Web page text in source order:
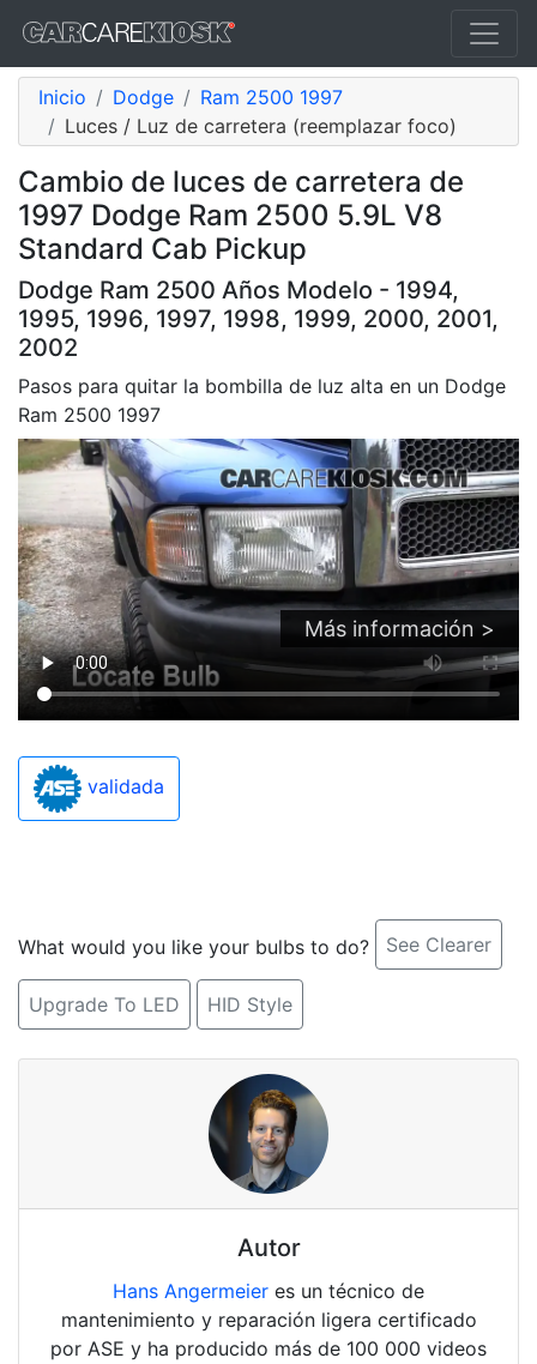
Inicio Dodge
Ram 2500 1997
Luces / Luz de carretera (reemplazar foco)
Cambio de luces de carretera de
1997 Dodge Ram 2500 5.9L V8
Standard Cab Pickup
Dodge Ram 2500 Años Modelo - 1994,
1995, 1996, 1997, 1998, 1999, 2000, 2001,
2002
Pasos para quitar la bombilla de luz alta en un Dodge
Ram 2500 1997
Más información >
validada
What would you like your bulbs to do? See Clearer
Upgrade To LED HID Style
Autor
Hans Angermeier es un técnico de
mantenimiento y reparación ligera certificado
por ASE y ha producido más de 100 000 videos